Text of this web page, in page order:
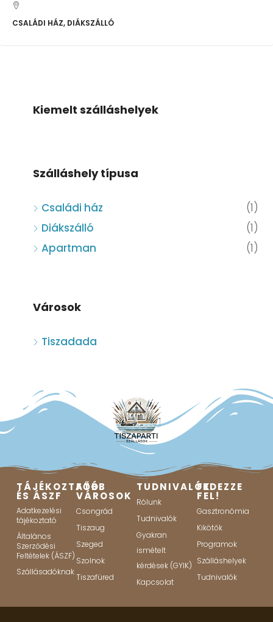
CSALÁDI HÁZ, DIÁKSZÁLLÓ
Kiemelt szálláshelyek
Szálláshely típusa
Családi ház
(1)
Diákszálló
(1)
Apartman
(1)
Városok
Tiszadada
TÁJÉKOZTATÓ
ÉS ÁSZF
Adatkezelési
tájékoztató
Általános
Szerződési
Feltételek (ÁSZF)
Szállásadóknak
FŐBB
VÁROSOK
Csongrád
Tiszaug
Szeged
Szolnok
Tiszafüred
TUDNIVALÓK
Rólunk
Tudnivalók
Gyakran
ismételt
kérdések (GYIK)
Kapcsolat
FEDEZZE
FEL!
Gasztronómia
Kikötők
Programok
Szálláshelyek
Tudnivalók